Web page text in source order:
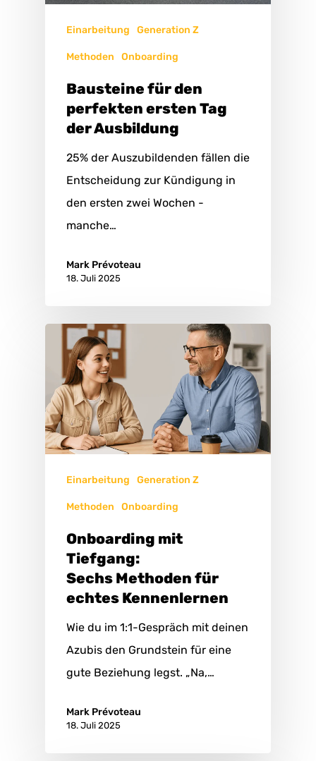
Einarbeitung Generation Z
Methoden Onboarding
Bausteine für den
perfekten ersten Tag
der Ausbildung
25% der Auszubildenden fällen die
Entscheidung zur Kündigung in
den ersten zwei Wochen -
manche…
Mark Prévoteau
18. Juli 2025
Einarbeitung Generation Z
Methoden Onboarding
Onboarding mit
Tiefgang:
Sechs Methoden für
echtes Kennenlernen
Wie du im 1:1-Gespräch mit deinen
Azubis den Grundstein für eine
gute Beziehung legst. „Na,…
Mark Prévoteau
18. Juli 2025